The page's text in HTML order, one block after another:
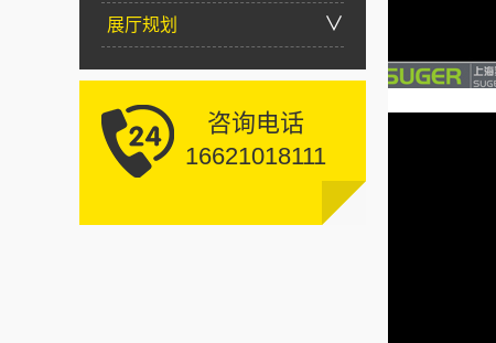
∨
展厅规划
咨询电话
16621018111